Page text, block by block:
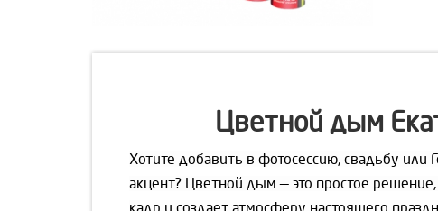
Цветной дым
Хотите добавить в фотосессию, свадьбу
акцент? Цветной дым — это простое